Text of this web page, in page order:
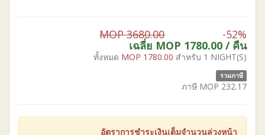
MOP 3680.00 -52%
เฉลี่ย MOP 1780.00 / คืน
ทั้งหมด MOP 1780.00 สำหรับ 1 NIGHT(S)
รวมภาษี
ภาษี MOP 232.17
อัตราการชำระเงินเต็มจำนวนล่วงหน้า